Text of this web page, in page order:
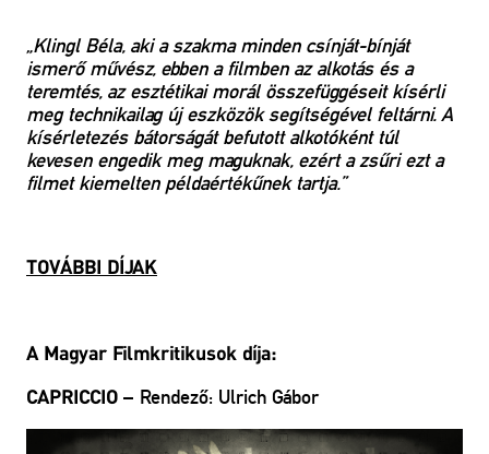
„Klingl Béla, aki a szakma minden csínját-bínját
ismerő művész, ebben a filmben az alkotás és a
teremtés, az esztétikai morál összefüggéseit kísérli
meg technikailag új eszközök segítségével feltárni. A
kísérletezés bátorságát befutott alkotóként túl
kevesen engedik meg maguknak, ezért a zsűri ezt a
filmet kiemelten példaértékűnek tartja.”
TOVÁBBI DÍJAK
A Magyar Filmkritikusok díja:
CAPRICCIO – Rendező: Ulrich Gábor